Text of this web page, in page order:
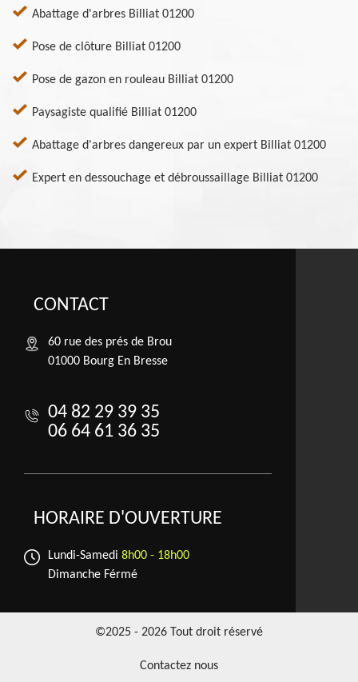
Abattage d'arbres Billiat 01200
Pose de clôture Billiat 01200
Pose de gazon en rouleau Billiat 01200
Paysagiste qualifié Billiat 01200
Abattage d'arbres dangereux par un expert Billiat 01200
Expert en dessouchage et débroussaillage Billiat 01200
CONTACT
60 rue des prés de Brou
01000 Bourg En Bresse
04 82 29 39 35
06 64 61 36 35
HORAIRE D'OUVERTURE
Lundi-Samedi 8h00 - 18h00
Dimanche Férmé
©2025 - 2026 Tout droit réservé
Contactez nous